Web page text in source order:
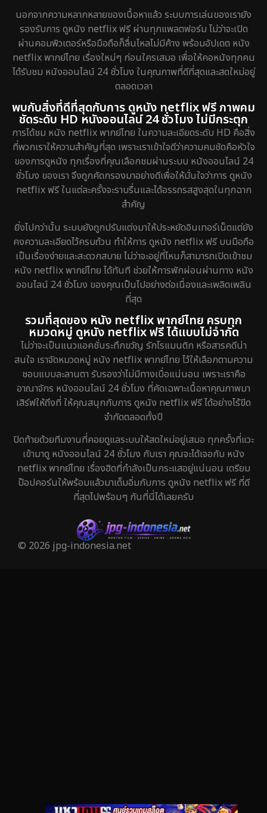
Documentary สารคดี 73
Drama ดราม่า 657
Dystopian 8
Emotional 52
Epic มหากาพย์ 16
Erotic 7
Family ครอบครัว 151
Fiction 4
Gothic 5
HBO GO 8
HBO Max 1
Heist 5
Historical 25
History ประวัติศาสตร์ 46
Holiday 1
Horror สยองขวัญ 326
Inspirational แรงบันดาลใจ
นอกจากความหลากหลายของเนื้อหาแล้ว ระบบการเล่นของเรายัง
รองรับการ ดูหนัง netflix ฟรี ผ่านทุกแพลตฟอร์ม ไม่ว่าจะเปิด
ผ่านคอมพิวเตอร์หรือมือถือก็ลื่นไหลไม่มีค้าง พร้อมอัปเดต หนัง
netflix พากย์ไทย เรื่องใหม่ๆ ก่อนใครเสมอ เพื่อให้คอหนังทุกคน
ได้รับชม หนังออนไลน์ 24 ชั่วโมง ในคุณภาพที่ดีที่สุดและสดใหม่อยู่
ตลอดเวลา
พบกับสิ่งที่ดีที่สุดกับการ ดูหนัง netflix ฟรี ภาพคม
ชัดระดับ HD หนังออนไลน์ 24 ชั่วโมง ไม่มีกระตุก
การได้ชม หนัง netflix พากย์ไทย ในความละเอียดระดับ HD คือสิ่ง
ที่พวกเราให้ความสำคัญที่สุด เพราะเราเข้าใจดีว่าความคมชัดคือหัวใจ
ของการดูหนัง ทุกเรื่องที่คุณเลือกชมผ่านระบบ หนังออนไลน์ 24
ชั่วโมง ของเรา จึงถูกคัดกรองมาอย่างดีเพื่อให้มั่นใจว่าการ ดูหนัง
netflix ฟรี ในแต่ละครั้งจะราบรื่นและได้อรรถรสสูงสุดในทุกฉาก
สำคัญ
ยิ่งไปกว่านั้น ระบบยังถูกปรับแต่งมาให้ประหยัดอินเทอร์เน็ตแต่ยัง
คงความละเอียดไว้ครบถ้วน ทำให้การ ดูหนัง netflix ฟรี บนมือถือ
เป็นเรื่องง่ายและสะดวกสบาย ไม่ว่าจะอยู่ที่ไหนก็สามารถเปิดเข้าชม
หนัง netflix พากย์ไทย ได้ทันที ช่วยให้การพักผ่อนผ่านทาง หนัง
ออนไลน์ 24 ชั่วโมง ของคุณเป็นไปอย่างต่อเนื่องและเพลิดเพลิน
ที่สุด
รวมที่สุดของ หนัง netflix พากย์ไทย ครบทุก
หมวดหมู่ ดูหนัง netflix ฟรี ได้แบบไม่จำกัด
ไม่ว่าจะเป็นแนวแอคชั่นระทึกขวัญ รักโรแมนติก หรือสารคดีน่า
สนใจ เราจัดหมวดหมู่ หนัง netflix พากย์ไทย ไว้ให้เลือกตามความ
ชอบแบบละลานตา รับรองว่าไม่มีทางเบื่อแน่นอน เพราะเราคือ
อาณาจักร หนังออนไลน์ 24 ชั่วโมง ที่คัดเฉพาะเนื้อหาคุณภาพมา
เสิร์ฟให้ถึงที่ ให้คุณสนุกกับการ ดูหนัง netflix ฟรี ได้อย่างไร้ขีด
จำกัดตลอดทั้งปี
ปิดท้ายด้วยทีมงานที่คอยดูแลระบบให้สดใหม่อยู่เสมอ ทุกครั้งที่แวะ
เข้ามาดู หนังออนไลน์ 24 ชั่วโมง กับเรา คุณจะได้เจอกับ หนัง
netflix พากย์ไทย เรื่องฮิตที่กำลังเป็นกระแสอยู่แน่นอน เตรียม
ป๊อปคอร์นให้พร้อมแล้วมาเต็มอิ่มกับการ ดูหนัง netflix ฟรี ที่ดี
ที่สุดไปพร้อมๆ กันที่นี่ได้เลยครับ
© 2026 jpg-indonesia.net